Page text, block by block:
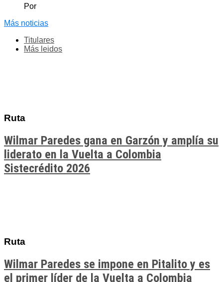
Por
Más noticias
Titulares
Más leidos
Ruta
Wilmar Paredes gana en Garzón y amplía su
liderato en la Vuelta a Colombia
Sistecrédito 2026
Ruta
Wilmar Paredes se impone en Pitalito y es
el primer líder de la Vuelta a Colombia